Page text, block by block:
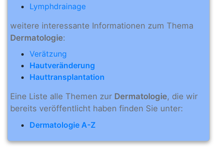
Lymphdrainage
weitere interessante Informationen zum Thema
Dermatologie:
Verätzung
Hautveränderung
Hauttransplantation
Eine Liste alle Themen zur Dermatologie, die wir
bereits veröffentlicht haben finden Sie unter:
Dermatologie A-Z